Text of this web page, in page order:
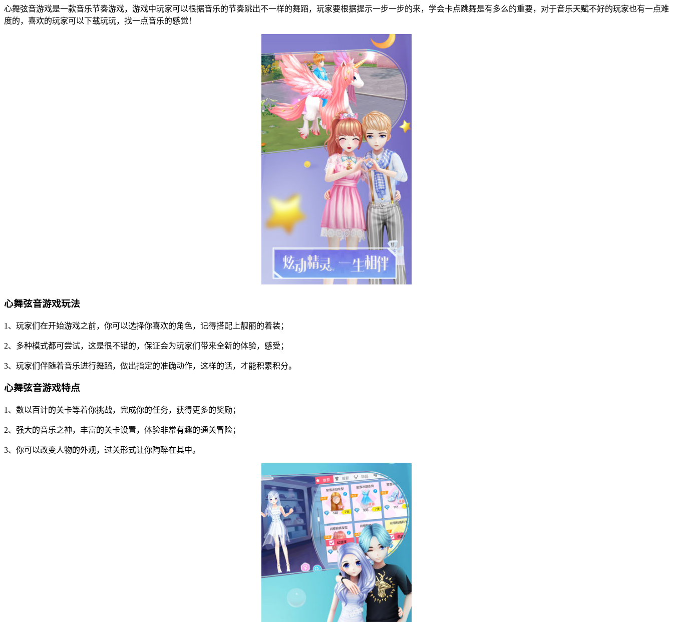
心舞弦音游戏是一款音乐节奏游戏，游戏中玩家可以根据音乐的节奏跳出不一样的舞蹈，玩家要根据提示一步一步的来，学会卡点跳舞是有多么的重要，对于音乐天赋不好的玩家也有一点难
度的，喜欢的玩家可以下载玩玩，找一点音乐的感觉！
心舞弦音游戏玩法
1、玩家们在开始游戏之前，你可以选择你喜欢的角色，记得搭配上靓丽的着装；
2、多种模式都可尝试，这是很不错的，保证会为玩家们带来全新的体验，感受；
3、玩家们伴随着音乐进行舞蹈，做出指定的准确动作，这样的话，才能积累积分。
心舞弦音游戏特点
1、数以百计的关卡等着你挑战，完成你的任务，获得更多的奖励；
2、强大的音乐之神，丰富的关卡设置，体验非常有趣的通关冒险；
3、你可以改变人物的外观，过关形式让你陶醉在其中。